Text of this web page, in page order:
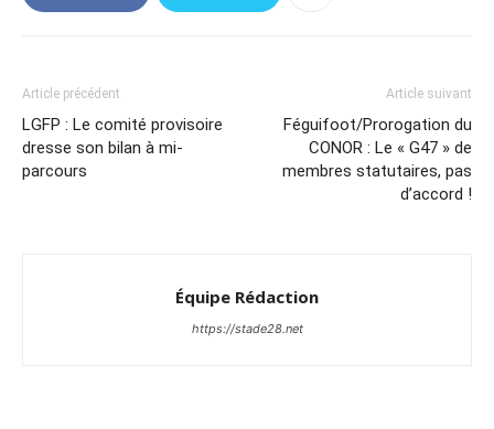
Article précédent
LGFP : Le comité provisoire
dresse son bilan à mi-
parcours
Article suivant
Féguifoot/Prorogation du
CONOR : Le « G47 » de
membres statutaires, pas
d’accord !
Équipe Rédaction
https://stade28.net